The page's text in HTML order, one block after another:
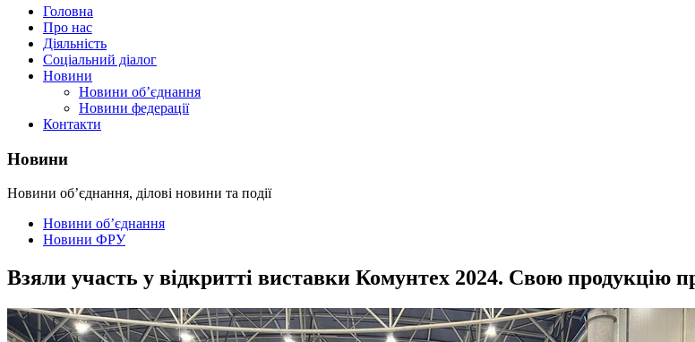
Головна
Про нас
Діяльність
Соціальний діалог
Новини
Новини об’єднання
Новини федерації
Контакти
Новини
Новини об’єднання, ділові новини та події
Новини об’єднання
Новини ФРУ
Взяли участь у відкритті виставки Комунтех 2024. Свою продукцію